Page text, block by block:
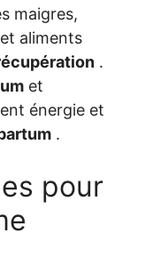
maigres,
aliments
.
et
énergie et
.
pour